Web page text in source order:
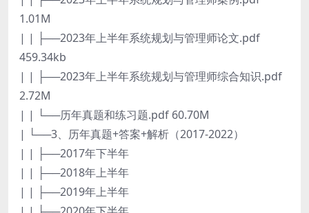
1.01M
| | ├──2023年上半年系统规划与管理师论文.pdf
459.34kb
| | ├──2023年上半年系统规划与管理师综合知识.pdf
2.72M
| | └──历年真题和练习题.pdf 60.70M
| └──3、历年真题+答案+解析（2017-2022）
| | ├──2017年下半年
| | ├──2018年上半年
| | ├──2019年上半年